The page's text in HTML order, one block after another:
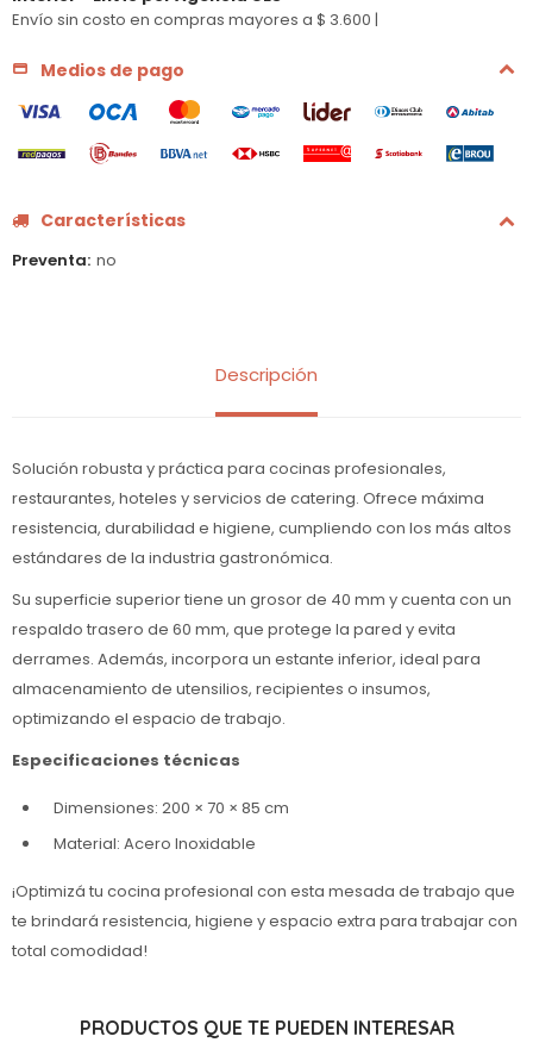
Envío sin costo en compras mayores a $ 3.600 |
Medios de pago
Características
Preventa no
Descripción
Solución robusta y práctica para cocinas profesionales,
restaurantes, hoteles y servicios de catering. Ofrece máxima
resistencia, durabilidad e higiene, cumpliendo con los más altos
estándares de la industria gastronómica.
Su superficie superior tiene un grosor de 40 mm y cuenta con un
respaldo trasero de 60 mm, que protege la pared y evita
derrames. Además, incorpora un estante inferior, ideal para
almacenamiento de utensilios, recipientes o insumos,
optimizando el espacio de trabajo.
Especificaciones técnicas
Dimensiones: 200 × 70 × 85 cm
Material: Acero Inoxidable
¡Optimizá tu cocina profesional con esta mesada de trabajo que
te brindará resistencia, higiene y espacio extra para trabajar con
total comodidad!
PRODUCTOS QUE TE PUEDEN INTERESAR